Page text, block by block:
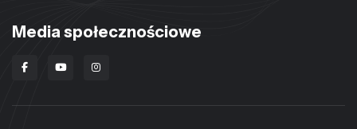
Media społecznościowe